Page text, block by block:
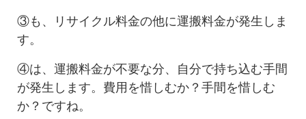
③も、リサイクル料金の他に運搬料金が発生しま
す。
④は、運搬料金が不要な分、自分で持ち込む手間
が発生します。費用を惜しむか？手間を惜しむ
か？ですね。